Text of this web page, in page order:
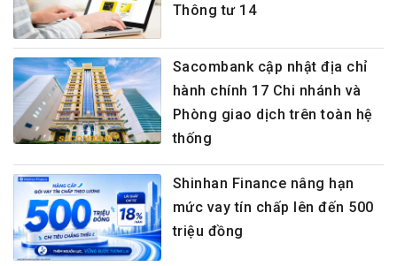
Thông tư 14
Sacombank cập nhật địa chỉ
hành chính 17 Chi nhánh và
Phòng giao dịch trên toàn hệ
thống
Shinhan Finance nâng hạn
mức vay tín chấp lên đến 500
triệu đồng